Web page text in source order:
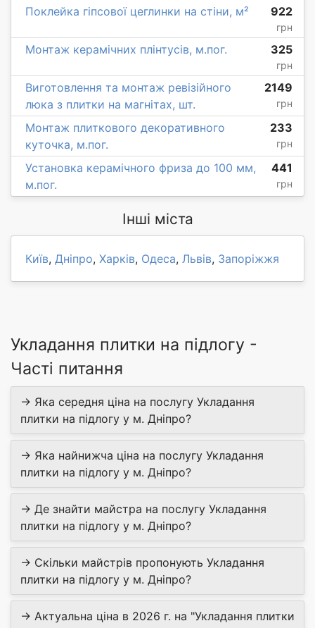
Поклейка гіпсової цеглинки на стіни, м² 922
грн
Монтаж керамічних плінтусів, м.пог. 325
грн
Виготовлення та монтаж ревізійного
люка з плитки на магнітах, шт.
2149
грн
Монтаж плиткового декоративного
куточка, м.пог.
233
грн
Установка керамічного фриза до 100 мм,
м.пог.
441
грн
Інші міста
Київ, Дніпро, Харків, Одеса, Львів, Запоріжжя
Укладання плитки на підлогу -
Часті питання
→ Яка середня ціна на послугу Укладання
плитки на підлогу у м. Дніпро?
→ Яка найнижча ціна на послугу Укладання
плитки на підлогу у м. Дніпро?
→ Де знайти майстра на послугу Укладання
плитки на підлогу у м. Дніпро?
→ Скільки майстрів пропонують Укладання
плитки на підлогу у м. Дніпро?
→ Актуальна ціна в 2026 г. на "Укладання плитки